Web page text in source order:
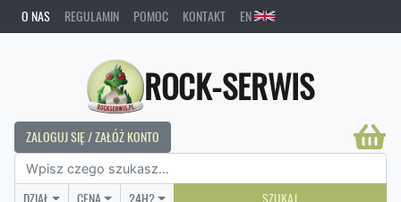
O NAS REGULAMIN POMOC KONTAKT EN
ROCK-SERWIS
ZALOGUJ SIĘ / ZAŁÓŻ KONTO